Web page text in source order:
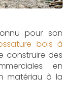
pour son
bois à
construire des
en
matériau à la